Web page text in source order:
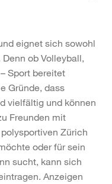
eignet sich sowohl
ob Volleyball,
Sport bereitet
Gründe, dass
vielfältig und können
Freunden mit
Zürich
oder für sein
sucht, kann sich
Anzeigen